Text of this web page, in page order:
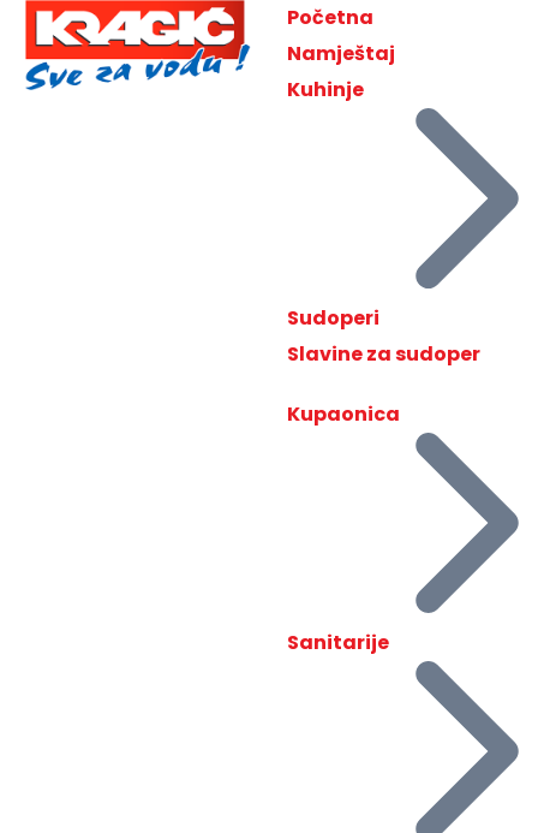
Početna
Namještaj
Kuhinje
Sudoperi
Slavine za sudoper
Kupaonica
Sanitarije